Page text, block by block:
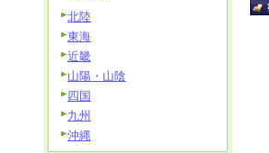
北陸
東海
近畿
山陽・山陰
四国
九州
沖縄